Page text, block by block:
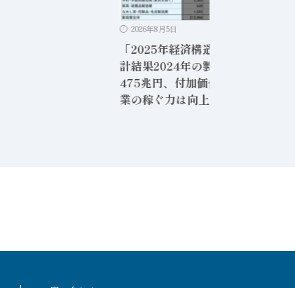
2026年8月5日
「2025年経済構造実態調査」二次
計結果2024年の製造業の売上高は
475兆円、付加価値額は86兆円製
業の稼ぐ力は向上